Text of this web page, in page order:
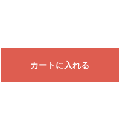
カートに入れる